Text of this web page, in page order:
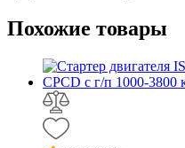
Похожие товары